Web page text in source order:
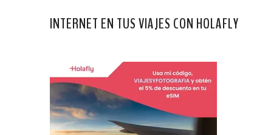
INTERNET EN TUS VIAJES CON HOLAFLY